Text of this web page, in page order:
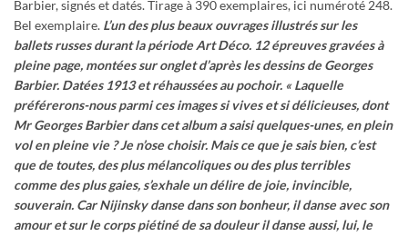
Barbier, signés et datés. Tirage à 390 exemplaires, ici numéroté 248.
Bel exemplaire. L’un des plus beaux ouvrages illustrés sur les
ballets russes durant la période Art Déco. 12 épreuves gravées à
pleine page, montées sur onglet d’après les dessins de Georges
Barbier. Datées 1913 et réhaussées au pochoir. « Laquelle
préférerons-nous parmi ces images si vives et si délicieuses, dont
Mr Georges Barbier dans cet album a saisi quelques-unes, en plein
vol en pleine vie ?Je n’ose choisir. Mais ce que je sais bien, c’est
que de toutes, des plus mélancoliques ou des plus terribles
comme des plus gaies, s’exhale un délire de joie, invincible,
souverain. Car Nijinsky danse dans son bonheur, il danse avec son
amour et sur le corps piétiné de sa douleur il danse aussi, lui, le